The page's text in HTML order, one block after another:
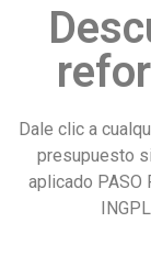
Dale clic a
presupuesto
aplicado PASO